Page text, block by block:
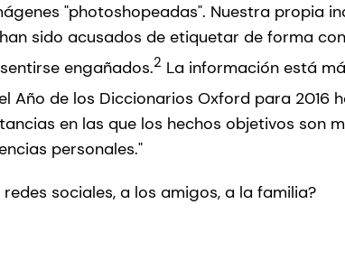
"photoshopeadas". Nuestra propia
sido acusados de etiquetar de forma
engañados.2 La información está
de los Diccionarios Oxford para 2016
en las que los hechos objetivos son
personales."
sociales, a los amigos, a la familia?